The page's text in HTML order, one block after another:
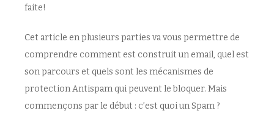
faite!
Cet article en plusieurs parties va vous permettre de
comprendre comment est construit un email, quel est
son parcours et quels sont les mécanismes de
protection Antispam qui peuvent le bloquer. Mais
commençons par le début : c’est quoi un Spam ?